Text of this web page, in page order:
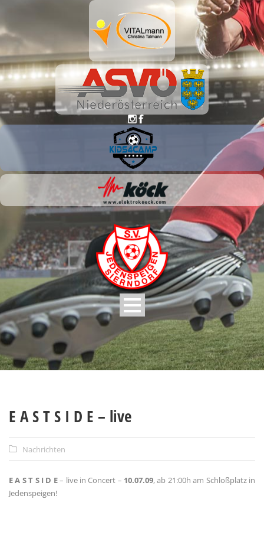
E A S T S I D E – live
Nachrichten
E A S T S I D E– live in Concert – 10.07.09, ab 21:00h am Schloßplatz in
Jedenspeigen!